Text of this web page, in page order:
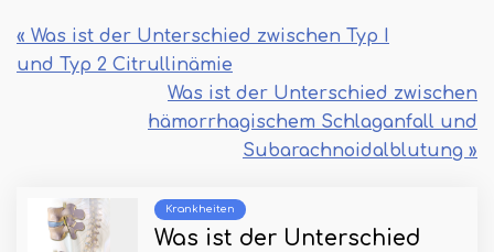
« Was ist der Unterschied zwischen Typ I
und Typ 2 Citrullinämie
Was ist der Unterschied zwischen
hämorrhagischem Schlaganfall und
Subarachnoidalblutung »
Krankheiten
Was ist der Unterschied